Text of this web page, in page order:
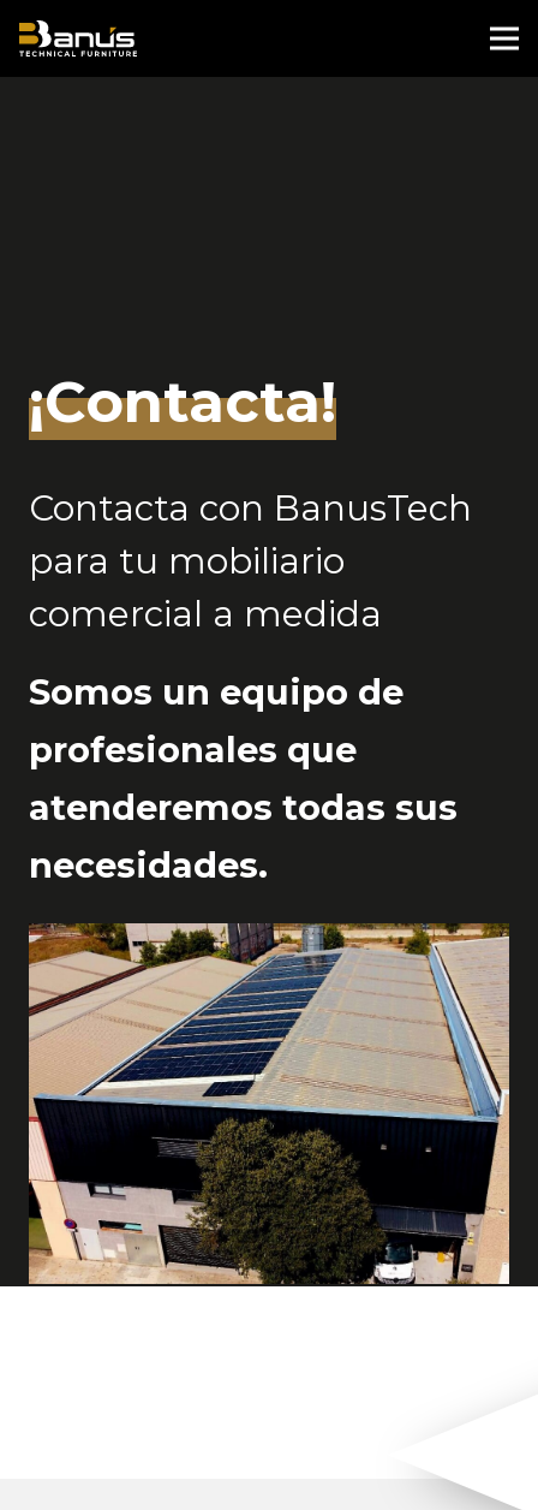
¡Contacta!
Contacta con BanusTech
para tu mobiliario
comercial a medida
Somos un equipo de
profesionales que
atenderemos todas sus
necesidades.